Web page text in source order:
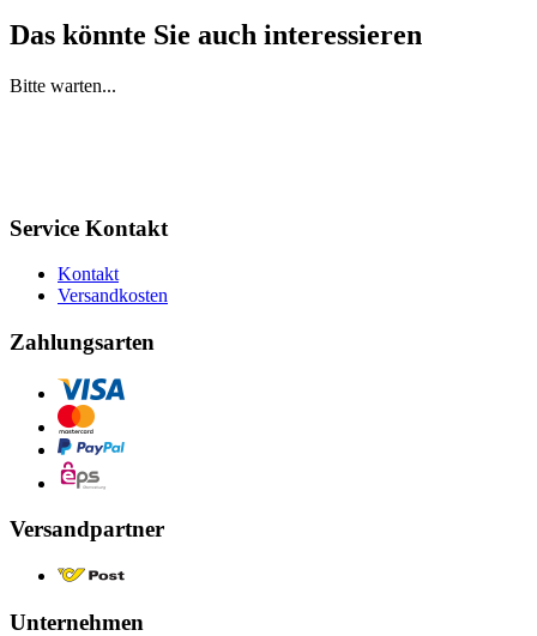
Das könnte Sie auch interessieren
Bitte warten...
Service Kontakt
Kontakt
Versandkosten
Zahlungsarten
Versandpartner
Unternehmen